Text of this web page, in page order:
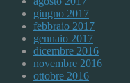
giugno 2017
febbraio 2017
gennaio 2017
dicembre 2016
novembre 2016
ottobre 2016